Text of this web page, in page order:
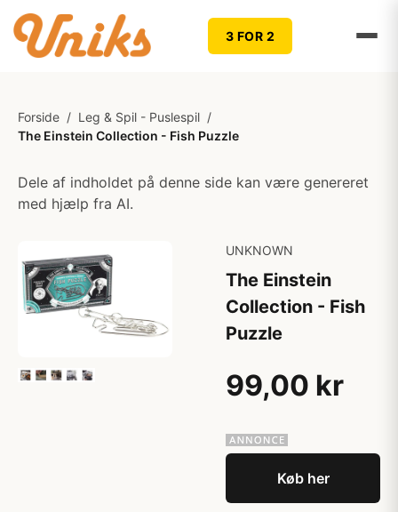
3 FOR 2
Forside / Leg & Spil - Puslespil /
The Einstein Collection - Fish Puzzle
Dele af indholdet på denne side kan være genereret
med hjælp fra AI.
UNKNOWN
The Einstein
Collection - Fish
Puzzle
99,00 kr
Køb her